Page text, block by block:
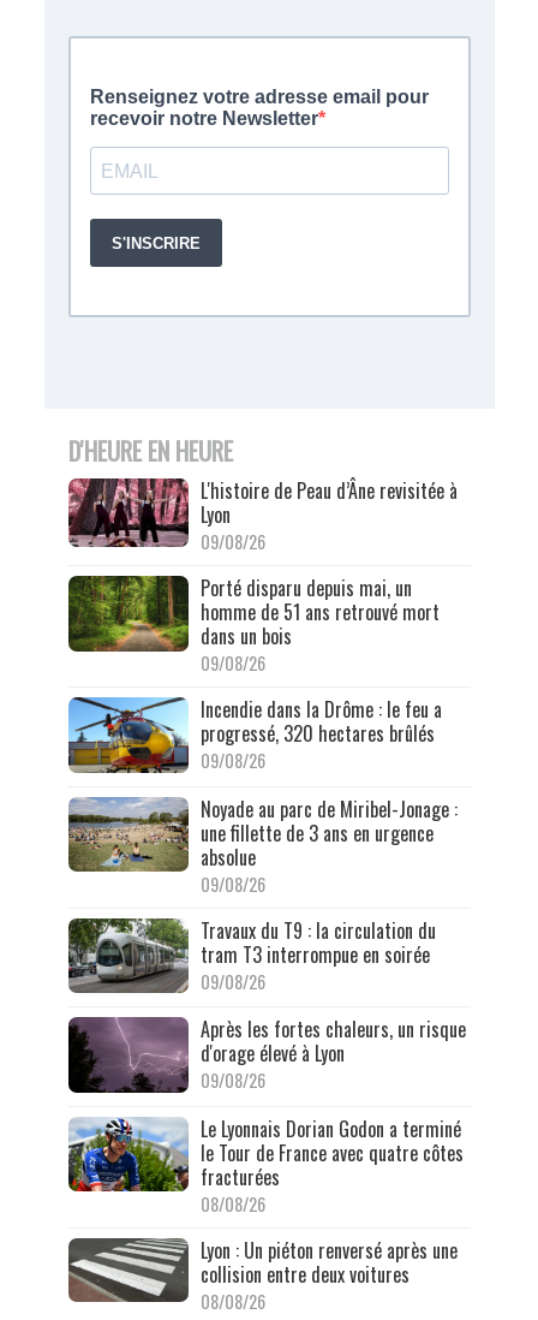
D'HEURE EN HEURE
L'histoire de Peau d’Âne revisitée à
Lyon
09/08/26
Porté disparu depuis mai, un
homme de 51 ans retrouvé mort
dans un bois
09/08/26
Incendie dans la Drôme : le feu a
progressé, 320 hectares brûlés
09/08/26
Noyade au parc de Miribel-Jonage :
une fillette de 3 ans en urgence
absolue
09/08/26
Travaux du T9 : la circulation du
tram T3 interrompue en soirée
09/08/26
Après les fortes chaleurs, un risque
d'orage élevé à Lyon
09/08/26
Le Lyonnais Dorian Godon a terminé
le Tour de France avec quatre côtes
fracturées
08/08/26
Lyon : Un piéton renversé après une
collision entre deux voitures
08/08/26